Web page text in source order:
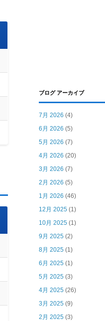
ブログ アーカイブ
7月 2026 (4)
6月 2026 (5)
5月 2026 (7)
4月 2026 (20)
3月 2026 (7)
2月 2026 (5)
1月 2026 (46)
12月 2025 (1)
10月 2025 (1)
9月 2025 (2)
8月 2025 (1)
6月 2025 (1)
5月 2025 (3)
4月 2025 (26)
3月 2025 (9)
2月 2025 (3)